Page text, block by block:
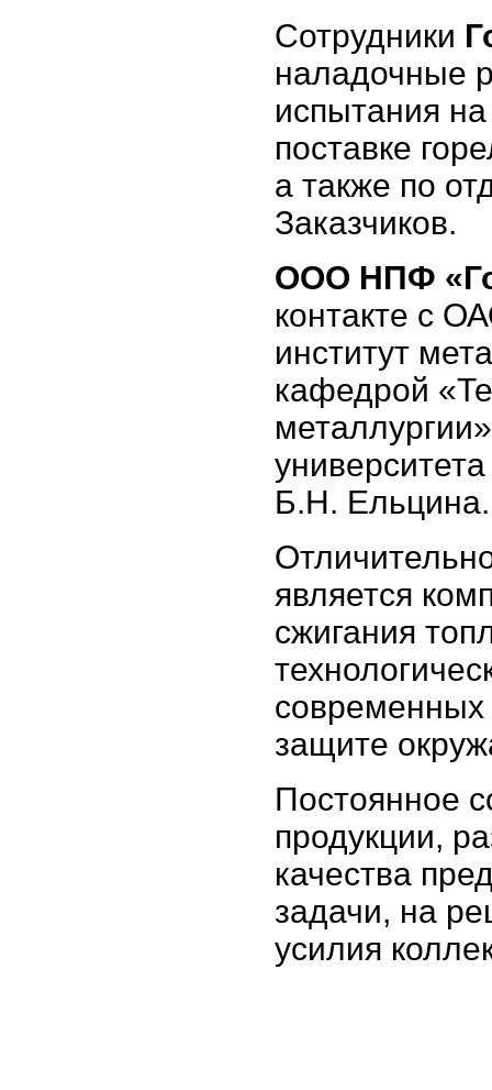
Сотрудники
наладочные
испытания на
поставке
а также по
Заказчиков.
ООО НПФ
контакте с
институт
кафедрой
Б.Н. Ельцина.
является
сжигания
современных
защите
Постоянное
продукции,
качества
задачи, на
усилия